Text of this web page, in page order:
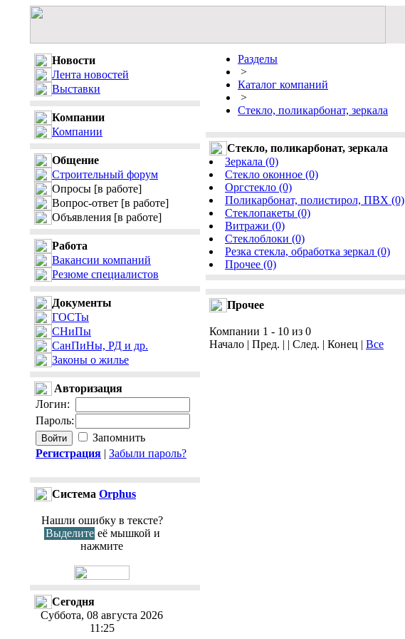
Новости
Лента новостей
Выставки
Компании
Компании
Общение
Строительный форум
Опросы [в работе]
Вопрос-ответ [в работе]
Объявления [в работе]
Работа
Вакансии компаний
Резюме специалистов
Документы
ГОСТы
СНиПы
СанПиНы, РД и др.
Законы о жилье
Авторизация
Логин:
Пароль:
Запомнить
Регистрация | Забыли пароль?
Cистема Orphus
Нашли ошибку в тексте?
Выделите её мышкой и
нажмите
Сегодня
Суббота, 08 августа 2026
11:25
Разделы
>
Каталог компаний
>
Стекло, поликарбонат, зеркала
Стекло, поликарбонат, зеркала
Зеркала (0)
Стекло оконное (0)
Оргстекло (0)
Поликарбонат, полистирол, ПВХ (0)
Стеклопакеты (0)
Витражи (0)
Стеклоблоки (0)
Резка стекла, обработка зеркал (0)
Прочее (0)
Прочее
Компании 1 - 10 из 0
Начало | Пред. | | След. | Конец | Все